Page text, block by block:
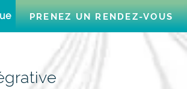
PRENEZ UN RENDEZ-VOUS